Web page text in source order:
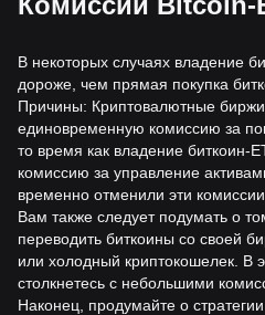
В некоторых случаях владение
дороже, чем прямая покупка
Причины: Криптовалютные
единовременную комиссию за
то время как владение биткоин-
комиссию за управление
временно отменили эти комиссии.
Вам также следует подумать о
переводить биткоины со своей
или холодный криптокошелек. В
столкнетесь с небольшими
Наконец, продумайте о